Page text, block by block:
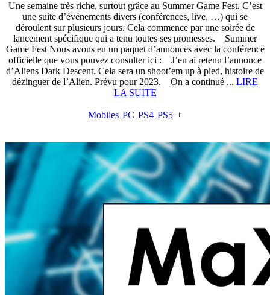
Une semaine très riche, surtout grâce au Summer Game Fest. C’est
une suite d’événements divers (conférences, live, …) qui se
déroulent sur plusieurs jours. Cela commence par une soirée de
lancement spécifique qui a tenu toutes ses promesses. Summer
Game Fest Nous avons eu un paquet d’annonces avec la conférence
officielle que vous pouvez consulter ici : J’en ai retenu l’annonce
d’Aliens Dark Descent. Cela sera un shoot’em up à pied, histoire de
dézinguer de l’Alien. Prévu pour 2023. On a continué ... LIRE
LA SUITE
Mobiles PC PS4 PS5 +